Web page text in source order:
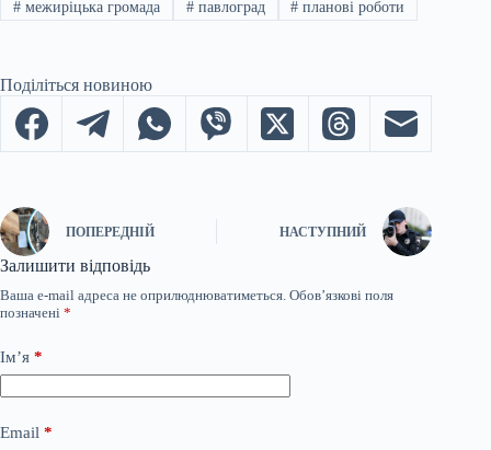
#межиріцька громада #павлоград # планові роботи
Поділіться новиною
ПОПЕРЕДНІЙ НАСТУПНИЙ
Залишити відповідь
Ваша e-mail адреса не оприлюднюватиметься. Обов’язкові поля
позначені *
Ім’я *
Email *